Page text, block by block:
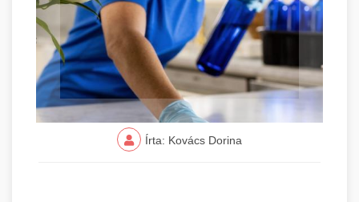
Írta: Kovács Dorina